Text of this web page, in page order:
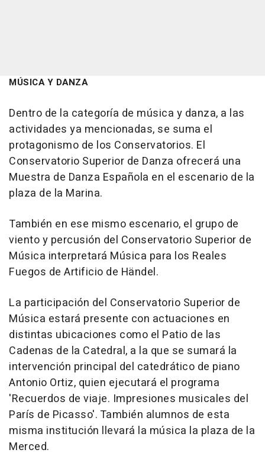
MÚSICA Y DANZA
Dentro de la categoría de música y danza, a las
actividades ya mencionadas, se suma el
protagonismo de los Conservatorios. El
Conservatorio Superior de Danza ofrecerá una
Muestra de Danza Española en el escenario de la
plaza de la Marina.
También en ese mismo escenario, el grupo de
viento y percusión del Conservatorio Superior de
Música interpretará Música para los Reales
Fuegos de Artificio de Händel.
La participación del Conservatorio Superior de
Música estará presente con actuaciones en
distintas ubicaciones como el Patio de las
Cadenas de la Catedral, a la que se sumará la
intervención principal del catedrático de piano
Antonio Ortiz, quien ejecutará el programa
'Recuerdos de viaje. Impresiones musicales del
París de Picasso'. También alumnos de esta
misma institución llevará la música la plaza de la
Merced.